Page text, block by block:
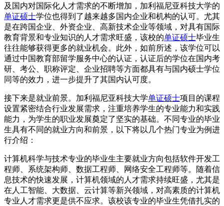
及国内对国际化人才需求的不断增加，加利福尼亚科技大学的
单证硕士学位也得到了越来越多国内企业和机构的认可。尤其
是在跨国企业、外资企业、高新技术企业等领域，对具有国际
教育背景和专业知识的人才需求旺盛，该校的单证硕士毕业生
往往能够获得更多的就业机会。此外，如前所述，该学位可以
通过中国教育部留学服务中心的认证，认证后的学位在国内考
研、考公、职称评定、企业招聘等方面都具有与国内硕士学位
同等的效力，进一步提升了其国内认可度。
接下来是就业前景。加利福尼亚科技大学单证硕士项目的课程
设置紧密结合行业发展需求，注重培养学生的专业能力和实践
能力，为学生的职业发展奠定了坚实的基础。不同专业的毕业
生具有不同的就业方向和前景，以下将以几个热门专业为例进
行介绍：
计算机科学与技术专业的毕业生主要就业方向包括软件开发工
程师、系统架构师、数据工程师、网络安全工程师等。随着信
息技术的快速发展，计算机领域的人才需求持续旺盛，尤其是
在人工智能、大数据、云计算等新兴领域，对高素质的计算机
专业人才需求更是供不应求。该校该专业的毕业生凭借扎实的